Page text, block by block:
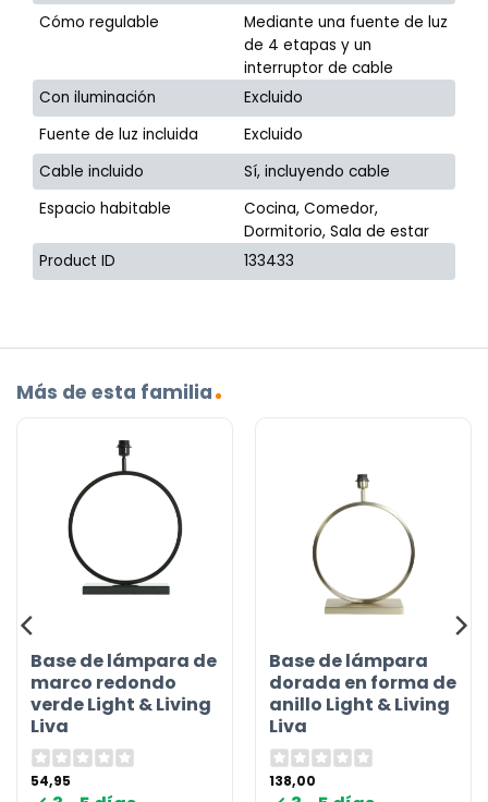
Cómo regulable
Mediante una fuente de luz
de 4 etapas y un
interruptor de cable
Con iluminación
Excluido
Fuente de luz incluida
Excluido
Cable incluido
Sí, incluyendo cable
Espacio habitable
Cocina, Comedor,
Dormitorio, Sala de estar
Product ID
133433
Más de esta familia
Base de lámpara de
marco redondo
verde Light & Living
Liva
54,95
Base de lámpara
dorada en forma de
anillo Light & Living
Liva
138,00